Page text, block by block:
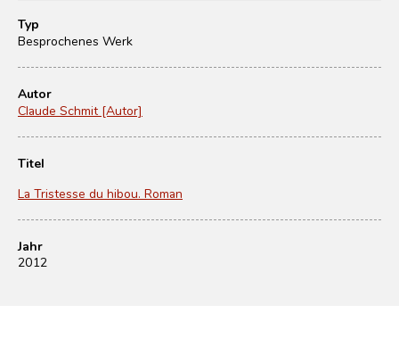
Typ
Besprochenes Werk
Autor
Claude Schmit [Autor]
Titel
La Tristesse du hibou. Roman
Jahr
2012